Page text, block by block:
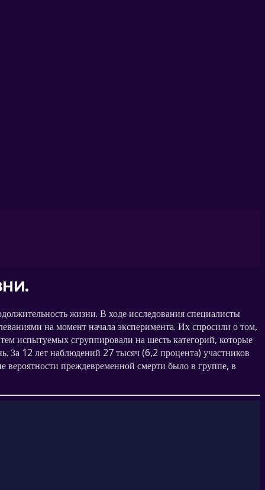
жизни. В ходе исследования специалисты
на момент начала эксперимента. Их спросили о том,
испытуемых сгруппировали на шесть категорий, которые
За 12 лет наблюдений 27 тысяч (6,2 процента) участников
преждевременной смерти было в группе, в